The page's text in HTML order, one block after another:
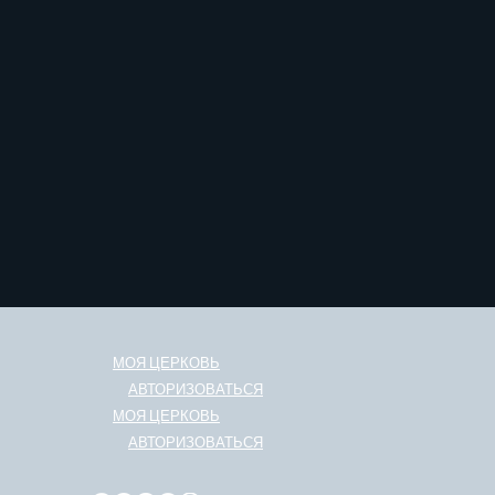
МОЯ ЦЕРКОВЬ
АВТОРИЗОВАТЬСЯ
МОЯ ЦЕРКОВЬ
АВТОРИЗОВАТЬСЯ